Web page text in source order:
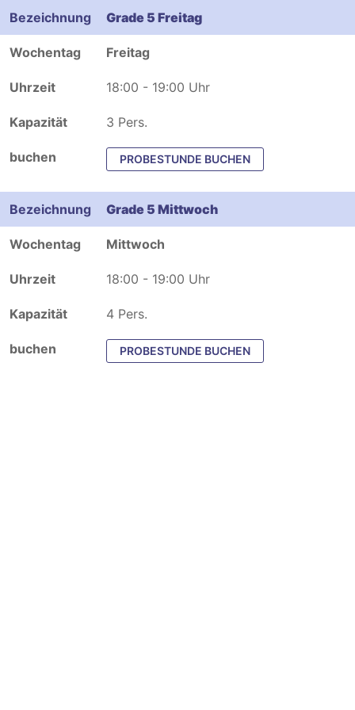
Grade 5 Freitag
Freitag
18:00 - 19:00 Uhr
3 Pers.
PROBESTUNDE BUCHEN
Grade 5 Mittwoch
Mittwoch
18:00 - 19:00 Uhr
4 Pers.
PROBESTUNDE BUCHEN